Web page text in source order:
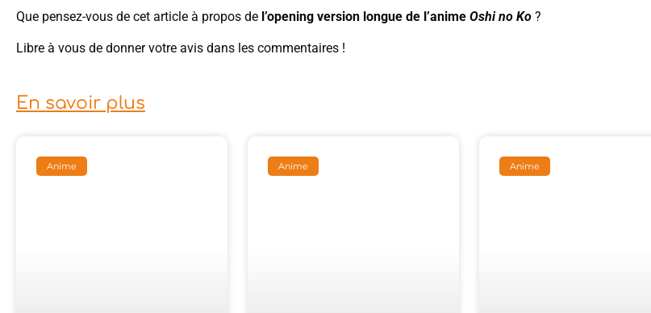
Que pensez-vous de cet article à propos de l’opening version longue de l’anime Oshi no Ko ?
Libre à vous de donner votre avis dans les commentaires !
En savoir plus
Anime Anime Anime